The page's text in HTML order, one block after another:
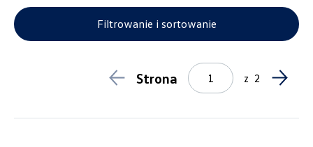
Bagażniki dachowe
Haki holownicze
6
Koła zimowe
13
Filtrowanie i sortowanie
Strona z 2